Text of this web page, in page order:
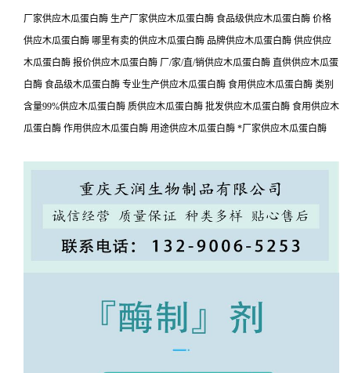
厂家供应木瓜蛋白酶 生产厂家供应木瓜蛋白酶 食品级供应木瓜蛋白酶 价格
供应木瓜蛋白酶 哪里有卖的供应木瓜蛋白酶 品牌供应木瓜蛋白酶 供应供应
木瓜蛋白酶 报价供应木瓜蛋白酶 厂/家/直/销供应木瓜蛋白酶 直供供应木瓜蛋
白酶 食品级木瓜蛋白酶 专业生产供应木瓜蛋白酶 食用供应木瓜蛋白酶 类别
含量99%供应木瓜蛋白酶 质供应木瓜蛋白酶 批发供应木瓜蛋白酶 食用供应木
瓜蛋白酶 作用供应木瓜蛋白酶 用途供应木瓜蛋白酶 *厂家供应木瓜蛋白酶